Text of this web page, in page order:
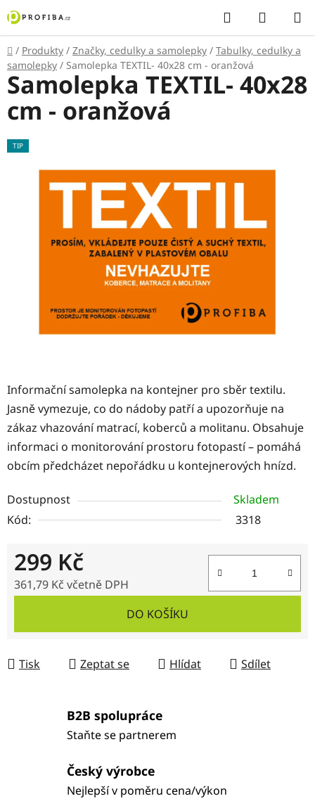
Přejít
na
obsah
Hledat
KOŠÍK
Domů
/ Produkty / Značky, cedulky a samolepky / Tabulky, cedulky a
samolepky / Samolepka TEXTIL- 40x28 cm - oranžová
Informační samolepka na kontejner pro sběr textilu.
Jasně vymezuje, co do nádoby patří a upozorňuje na
zákaz vhazování matrací, koberců a molitanu. Obsahuje
informaci o monitorování prostoru fotopastí – pomáhá
obcím předcházet nepořádku u kontejnerových hnízd.
Dostupnost
Skladem
Kód:
3318
299 Kč
361,79 Kč včetně DPH
DO KOŠÍKU
Tisk Zeptat se Hlídat Sdílet
Samolepka TEXTIL- 40x28
cm - oranžová
TIP
B2B spolupráce
Staňte se partnerem
Český výrobce
Nejlepší v poměru cena/výkon